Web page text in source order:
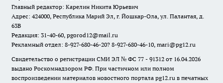
Главный редактор: Карелин Никита Юрьевич
Адрес: 424000, Республика Марий Эл, г. Йошкар-Ола, ул. Палантая, д.
63В
Редакция: 31-40-60, pgorod12@mail.ru
Рекламный отдел: 8-927-680-46-20? 8-927-680-46-10, mari@pg12.ru
Свидетельство о регистрации СМИ ЭЛ № ФС 77 - 91312 от 16.04.2026
выдано Роскомнадзором РФ. При частичном или полном
воспроизведении материалов новостного портала pg12.ru в печатных